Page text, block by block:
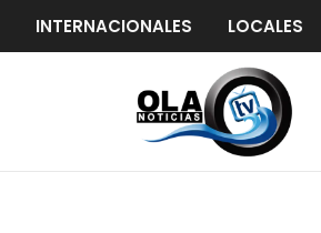
INTERNACIONALES LOCALES